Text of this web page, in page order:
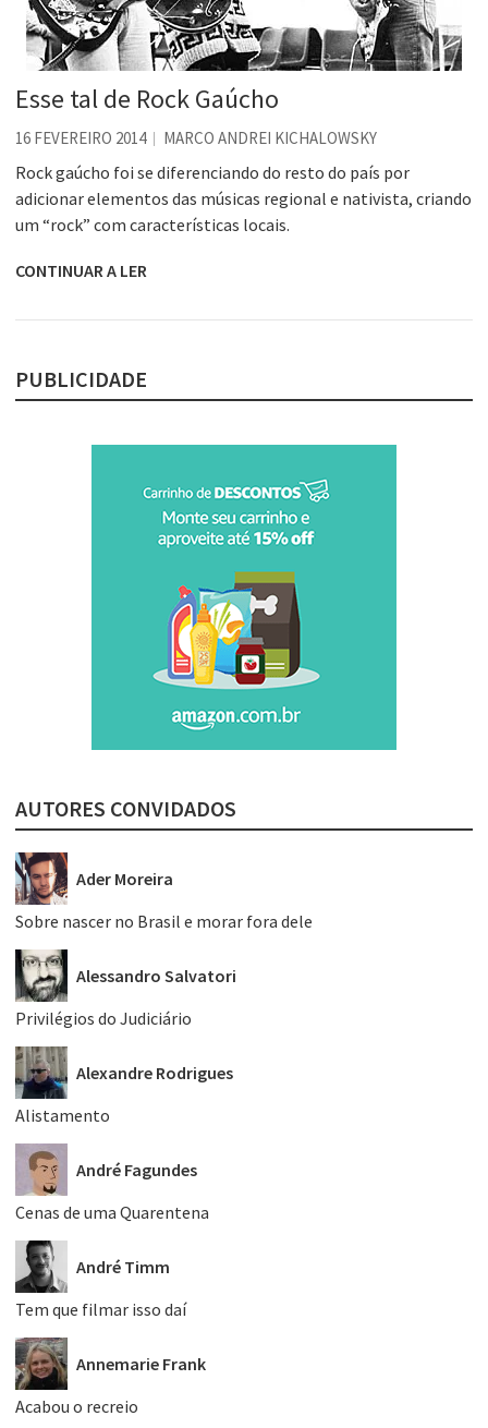
Esse tal de Rock Gaúcho
16 FEVEREIRO 2014 MARCO ANDREI KICHALOWSKY
Rock gaúcho foi se diferenciando do resto do país por
adicionar elementos das músicas regional e nativista, criando
um “rock” com características locais.
CONTINUAR A LER
PUBLICIDADE
AUTORES CONVIDADOS
Ader Moreira
Sobre nascer no Brasil e morar fora dele
Alessandro Salvatori
Privilégios do Judiciário
Alexandre Rodrigues
Alistamento
André Fagundes
Cenas de uma Quarentena
André Timm
Tem que filmar isso daí
Annemarie Frank
Acabou o recreio